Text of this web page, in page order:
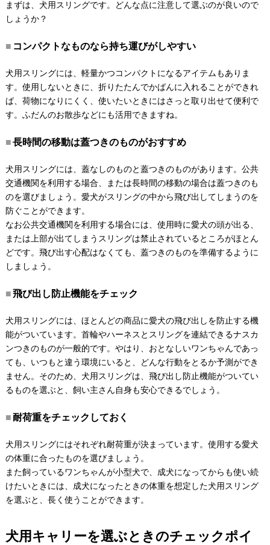
まずは、犬用スリングです。どんな点に注意して選ぶのが良いので
しょうか？
コンパクトなものなら持ち運びがしやすい
犬用スリングには、軽量かつコンパクトになるアイテムもありま
す。使用しないときに、折りたたんでかばんに入れることができれ
ば、荷物になりにくく、使いたいときにはさっと取り出せて便利で
す。ふだんのお散歩などにも活用できますね。
長時間の移動は蓋つきのものがおすすめ
犬用スリングには、蓋なしのものと蓋つきのものがあります。公共
交通機関を利用する場合、または長時間の移動の場合は蓋つきのも
のを選びましょう。愛犬がスリングの中から飛び出してしまうのを
防ぐことができます。
なお公共交通機関を利用する場合には、使用時に愛犬の頭が出る、
または上部が出てしまうスリングは禁止されているところがほとん
どです。飛び出す心配はなくても、蓋つきのものを準備するように
しましょう。
飛び出し防止機能をチェック
犬用スリングには、ほとんどの商品に愛犬の飛び出しを防止する機
能がついています。首輪やハーネスとスリングを連結できるナスカ
ンつきのものが一般的です。やはり、おとなしいワンちゃんであっ
ても、いつもと違う環境にいると、どんな行動をとるか予測ができ
ません。そのため、犬用スリングは、飛び出し防止機能がついてい
るものを選ぶと、飼い主さん自身も安心できるでしょう。
耐荷重をチェックしておく
犬用スリングにはそれぞれ耐荷重が決まっています。使用する愛犬
の体重に合ったものを選びましょう。
また飼っているワンちゃんが小型犬で、成犬になってからも使い続
けたいときには、成犬になったときの体重を想定した犬用スリング
を選ぶと、長く使うことができます。
犬用キャリーを選ぶときのチェックポイ